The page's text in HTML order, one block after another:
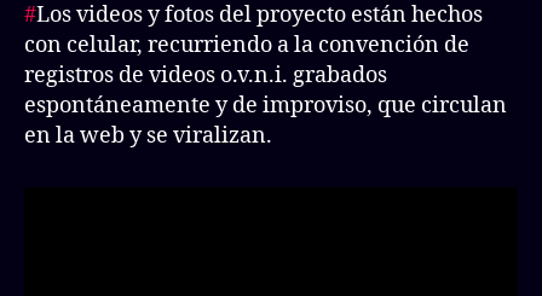
#Los videos y fotos del proyecto están hechos
con celular, recurriendo a la convención de
registros de videos o.v.n.i. grabados
espontáneamente y de improviso, que circulan
en la web y se viralizan.